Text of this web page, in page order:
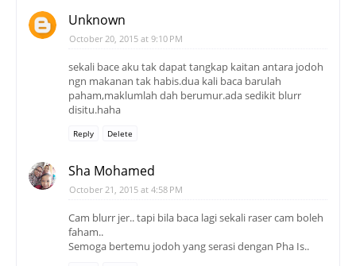
Unknown
October 20, 2015 at 9:10 PM
sekali bace aku tak dapat tangkap kaitan antara jodoh
ngn makanan tak habis.dua kali baca barulah
paham,maklumlah dah berumur.ada sedikit blurr
disitu.haha
Reply Delete
Sha Mohamed
October 21, 2015 at 4:58 PM
Cam blurr jer.. tapi bila baca lagi sekali raser cam boleh
faham..
Semoga bertemu jodoh yang serasi dengan Pha Is..